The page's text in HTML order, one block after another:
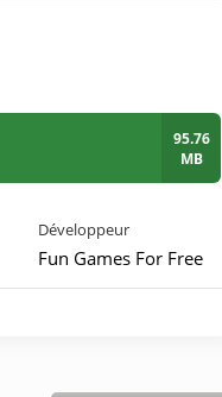
95.76
MB
Développeur
Fun Games For Free